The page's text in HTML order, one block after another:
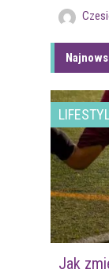
Jak